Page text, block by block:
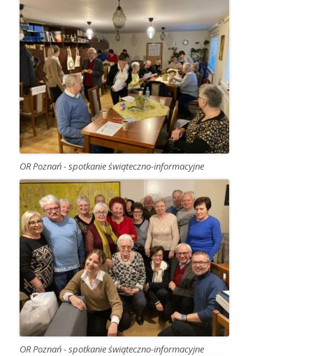
OR Poznań - spotkanie świąteczno-informacyjne
OR Poznań - spotkanie świąteczno-informacyjne